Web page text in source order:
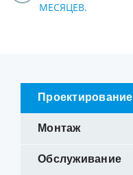
МЕСЯЦЕВ.
Проектирование
Монтаж
Обслуживание